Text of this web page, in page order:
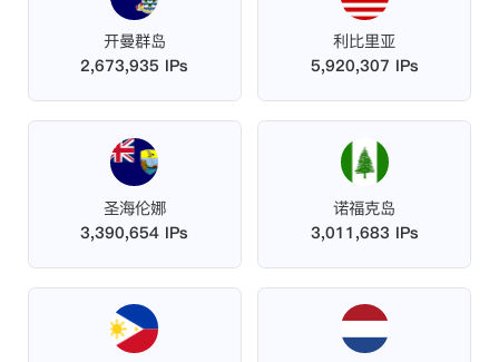
开曼群岛
2,673,935 IPs
利比里亚
5,920,307 IPs
圣海伦娜
3,390,654 IPs
诺福克岛
3,011,683 IPs